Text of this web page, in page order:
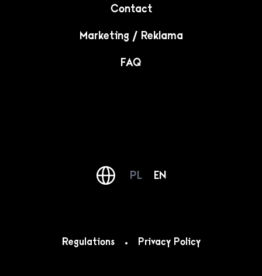
Contact
Marketing / Reklama
FAQ
PL EN
Regulations Privacy Policy